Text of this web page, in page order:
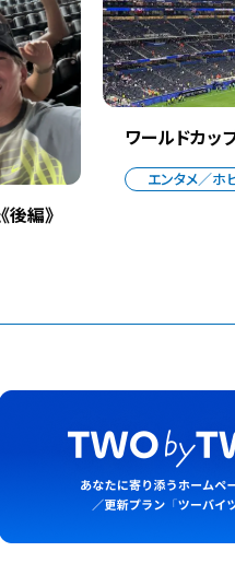
後編》
ワールドカッ
エンタメ／ホ